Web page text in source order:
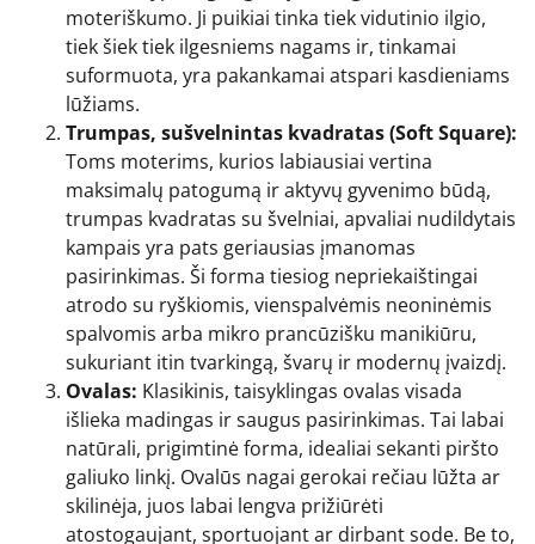
moteriškumo. Ji puikiai tinka tiek vidutinio ilgio,
tiek šiek tiek ilgesniems nagams ir, tinkamai
suformuota, yra pakankamai atspari kasdieniams
lūžiams.
Trumpas, sušvelnintas kvadratas (Soft Square):
Toms moterims, kurios labiausiai vertina
maksimalų patogumą ir aktyvų gyvenimo būdą,
trumpas kvadratas su švelniai, apvaliai nudildytais
kampais yra pats geriausias įmanomas
pasirinkimas. Ši forma tiesiog nepriekaištingai
atrodo su ryškiomis, vienspalvėmis neoninėmis
spalvomis arba mikro prancūzišku manikiūru,
sukuriant itin tvarkingą, švarų ir modernų įvaizdį.
Ovalas: Klasikinis, taisyklingas ovalas visada
išlieka madingas ir saugus pasirinkimas. Tai labai
natūrali, prigimtinė forma, idealiai sekanti piršto
galiuko linkį. Ovalūs nagai gerokai rečiau lūžta ar
skilinėja, juos labai lengva prižiūrėti
atostogaujant, sportuojant ar dirbant sode. Be to,